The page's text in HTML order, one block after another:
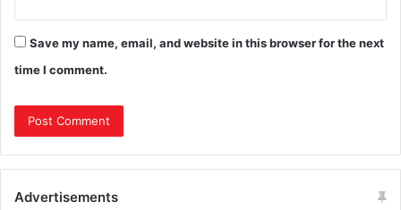
Save my name, email, and website in this browser for the next
time I comment.
Advertisements